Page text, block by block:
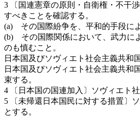
3 〔国連憲章の原則・自衛権・不干
すべきことを確認する。
(a) その国際紛争を、平和的手段に
(b) その国際関係において、武力に
のも慎むこと。
日本国及びソヴィエト社会主義共和
日本国及びソヴィエト社会主義共和
束する。
4 〔日本国の国連加入〕ソヴィエト
5 〔未帰還日本国民に対する措置〕
とする。